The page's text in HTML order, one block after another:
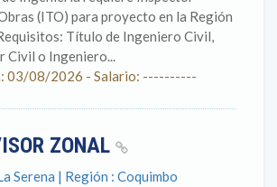
(ITO) para proyecto en la Región
Título de Ingeniero Civil,
Civil o Ingeniero...
03/08/2026 - Salario: ----------
ZONAL
Serena | Región : Coquimbo